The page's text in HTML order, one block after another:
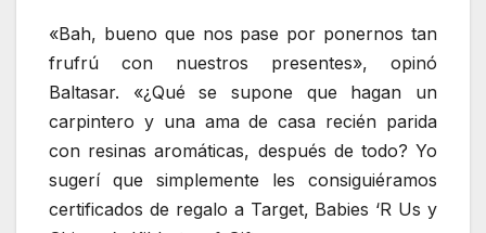
«Bah, bueno que nos pase por ponernos tan
frufrú con nuestros presentes», opinó
Baltasar. «¿Qué se supone que hagan un
carpintero y una ama de casa recién parida
con resinas aromáticas, después de todo? Yo
sugerí que simplemente les consiguiéramos
certificados de regalo a Target, Babies ‘R Us y